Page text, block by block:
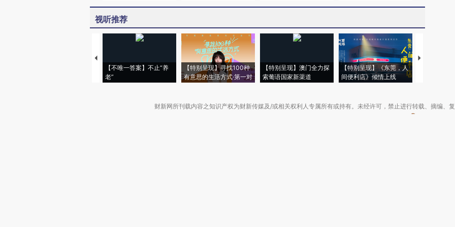
视听推荐
【不唯一答案】不止“养
老”
【特别呈现】寻找100种
有意思的生活方式·第一对
【特别呈现】澳门全力探
索葡语国家新渠道
【特别呈现】《东莞，人
间便利店》倾情上线
【推广】走
财新网所刊载内容之知识产权为财新传媒及/或相关权利人专属所有或持有。未经许可，禁止进行转载、摘编、复